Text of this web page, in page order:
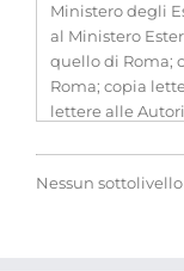
Ministero degli
al Ministero
quello di Roma;
Roma; copia
lettere alle
lettere per la
registri atti
Nessun